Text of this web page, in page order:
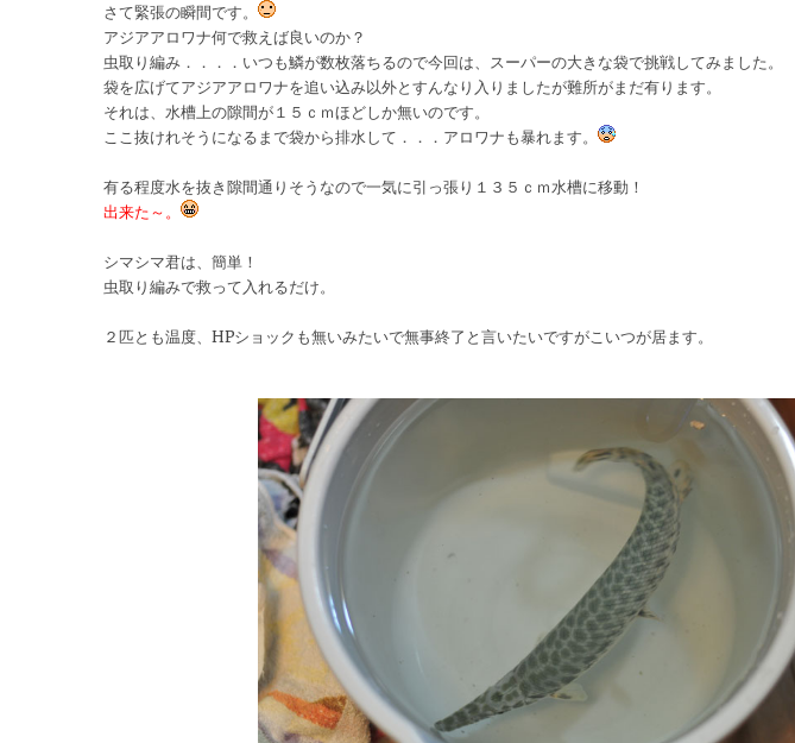
さて緊張の瞬間です。
アジアアロワナ何で救えば良いのか？
虫取り編み．．．．いつも鱗が数枚落ちるので今回は、スーパーの大きな袋で挑戦してみました。
袋を広げてアジアアロワナを追い込み以外とすんなり入りましたが難所がまだ有ります。
それは、水槽上の隙間が１５ｃｍほどしか無いのです。
ここ抜けれそうになるまで袋から排水して．．．アロワナも暴れます。
有る程度水を抜き隙間通りそうなので一気に引っ張り１３５ｃｍ水槽に移動！
出来た～。
シマシマ君は、簡単！
虫取り編みで救って入れるだけ。
２匹とも温度、HPショックも無いみたいで無事終了と言いたいですがこいつが居ます。